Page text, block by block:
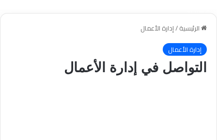
الرئيسية/إدارة الأعمال
إدارة الأعمال
التواصل في إدارة الأعمال